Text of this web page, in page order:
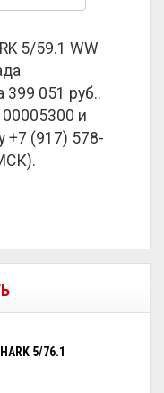
5/59.1 WW
399 051 руб..
00005300 и
+7 (917) 578-
5/76.1